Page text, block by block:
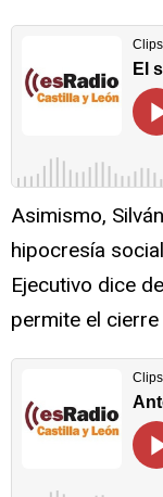
Asimismo,
hipocresía
Ejecutivo dice
permite el